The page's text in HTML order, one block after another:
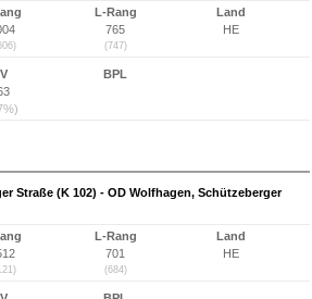
L-Rang
765
(747)
Land
HE
BPL
Straße (K 102) - OD Wolfhagen, Schützeberger
L-Rang
701
(684)
Land
HE